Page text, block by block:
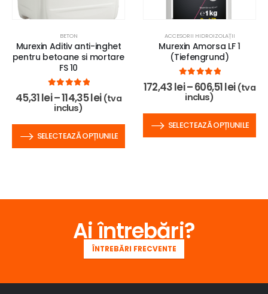
BETON
Murexin Aditiv anti-inghet
pentru betoane si mortare
FS 10
0 out of 5
45,31lei–114,35lei (tva
inclus)
SELECTEAZĂ OPȚIUNILE
ACCESORII HIDROIZOLAȚII
Murexin Amorsa LF 1
(Tiefengrund)
0out of 5
172,43lei–606,51lei (tva
inclus)
SELECTEAZĂ OPȚIUNILE
Ai întrebări?
ÎNTREBĂRI FRECVENTE